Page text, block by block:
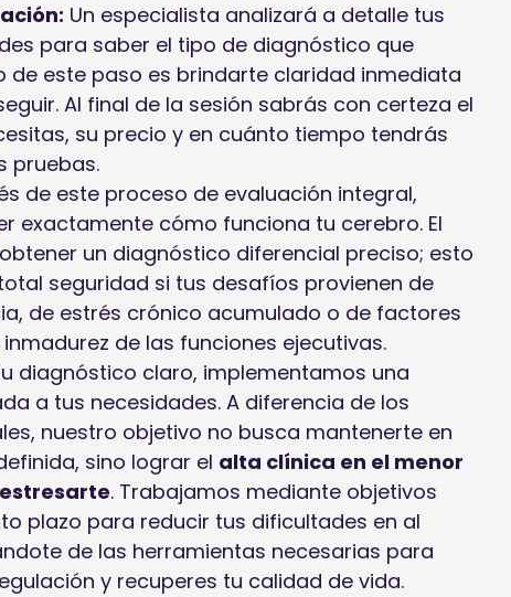
Un especialista analizará a detalle tus
para saber el tipo de diagnóstico que
de este paso es brindarte claridad inmediata
Al final de la sesión sabrás con certeza el
su precio y en cuánto tiempo tendrás
pruebas.
de este proceso de evaluación integral,
exactamente cómo funciona tu cerebro. El
un diagnóstico diferencial preciso; esto
seguridad si tus desafíos provienen de
de estrés crónico acumulado o de factores
de las funciones ejecutivas.
diagnóstico claro, implementamos una
a tus necesidades. A diferencia de los
nuestro objetivo no busca mantenerte en
sino lograr el alta clínica en el menor
. Trabajamos mediante objetivos
plazo para reducir tus dificultades en al
de las herramientas necesarias para
y recuperes tu calidad de vida.